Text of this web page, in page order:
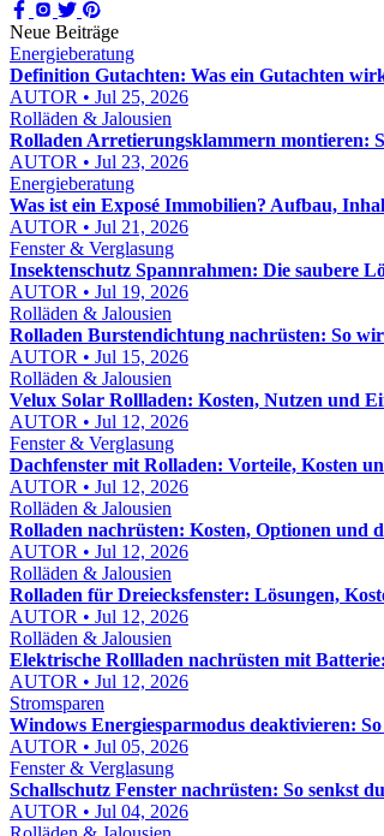
Neue Beiträge
Energieberatung
Definition Gutachten: Was ein Gutachten
AUTOR • Jul 25, 2026
Rolläden & Jalousien
Rolladen Arretierungsklammern montieren:
AUTOR • Jul 23, 2026
Energieberatung
Was ist ein Exposé Immobilien? Aufbau,
AUTOR • Jul 21, 2026
Fenster & Verglasung
Insektenschutz Spannrahmen: Die saubere
AUTOR • Jul 19, 2026
Rolläden & Jalousien
Rolladen Burstendichtung nachrüsten: So
AUTOR • Jul 15, 2026
Rolläden & Jalousien
Velux Solar Rollladen: Kosten, Nutzen und
AUTOR • Jul 12, 2026
Fenster & Verglasung
Dachfenster mit Rolladen: Vorteile, Kosten
AUTOR • Jul 12, 2026
Rolläden & Jalousien
Rolladen nachrüsten: Kosten, Optionen und
AUTOR • Jul 12, 2026
Rolläden & Jalousien
Rolladen für Dreiecksfenster: Lösungen,
AUTOR • Jul 12, 2026
Rolläden & Jalousien
Elektrische Rollladen nachrüsten mit
AUTOR • Jul 12, 2026
Stromsparen
Windows Energiesparmodus deaktivieren:
AUTOR • Jul 05, 2026
Fenster & Verglasung
Schallschutz Fenster nachrüsten: So senkst
AUTOR • Jul 04, 2026